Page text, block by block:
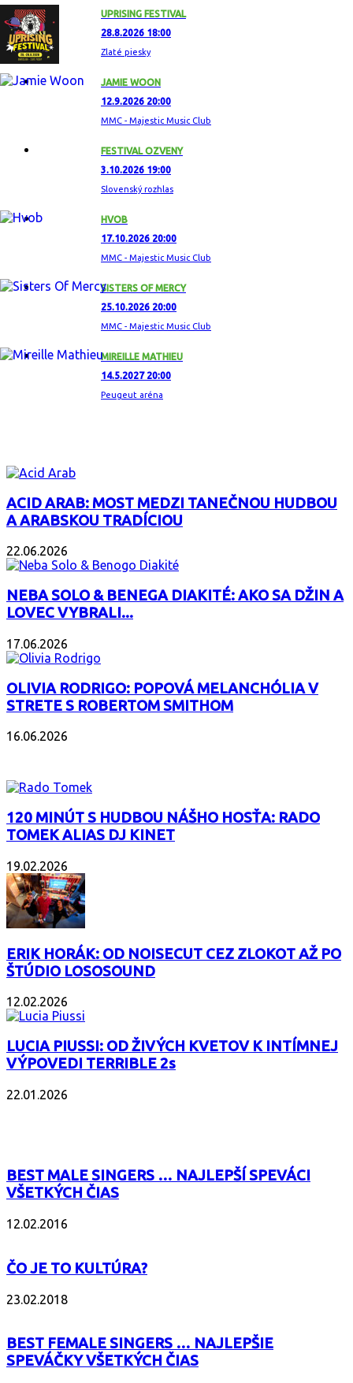
UPRISING FESTIVAL
28.8.2026 18:00
Zlaté piesky
JAMIE WOON
12.9.2026 20:00
MMC - Majestic Music Club
FESTIVAL OZVENY
3.10.2026 19:00
Slovenský rozhlas
HVOB
17.10.2026 20:00
MMC - Majestic Music Club
SISTERS OF MERCY
25.10.2026 20:00
MMC - Majestic Music Club
MIREILLE MATHIEU
14.5.2027 20:00
Peugeut aréna
ACID ARAB: MOST MEDZI TANEČNOU HUDBOU
A ARABSKOU TRADÍCIOU
22.06.2026
NEBA SOLO & BENEGA DIAKITÉ: AKO SA DŽIN A
LOVEC VYBRALI...
17.06.2026
OLIVIA RODRIGO: POPOVÁ MELANCHÓLIA V
STRETE S ROBERTOM SMITHOM
16.06.2026
120 MINÚT S HUDBOU NÁŠHO HOSŤA: RADO
TOMEK ALIAS DJ KINET
19.02.2026
ERIK HORÁK: OD NOISECUT CEZ ZLOKOT AŽ PO
ŠTÚDIO LOSOSOUND
12.02.2026
LUCIA PIUSSI: OD ŽIVÝCH KVETOV K INTÍMNEJ
VÝPOVEDI TERRIBLE 2s
22.01.2026
BEST MALE SINGERS … NAJLEPŠÍ SPEVÁCI
VŠETKÝCH ČIAS
12.02.2016
ČO JE TO KULTÚRA?
23.02.2018
BEST FEMALE SINGERS … NAJLEPŠIE
SPEVÁČKY VŠETKÝCH ČIAS